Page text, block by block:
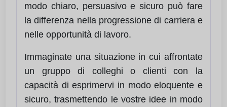
modo chiaro, persuasivo e sicuro può fare
la differenza nella progressione di carriera e
nelle opportunità di lavoro.
Immaginate una situazione in cui affrontate
un gruppo di colleghi o clienti con la
capacità di esprimervi in modo eloquente e
sicuro, trasmettendo le vostre idee in modo